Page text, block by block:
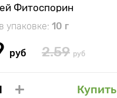
Фитоспорин
упаковке: 10 г
руб 2.59 руб
Купить